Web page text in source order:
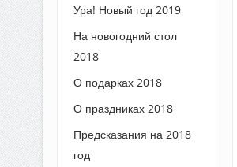
Ура! Новый год 2019
На новогодний стол
2018
О подарках 2018
О праздниках 2018
Предсказания на 2018
год